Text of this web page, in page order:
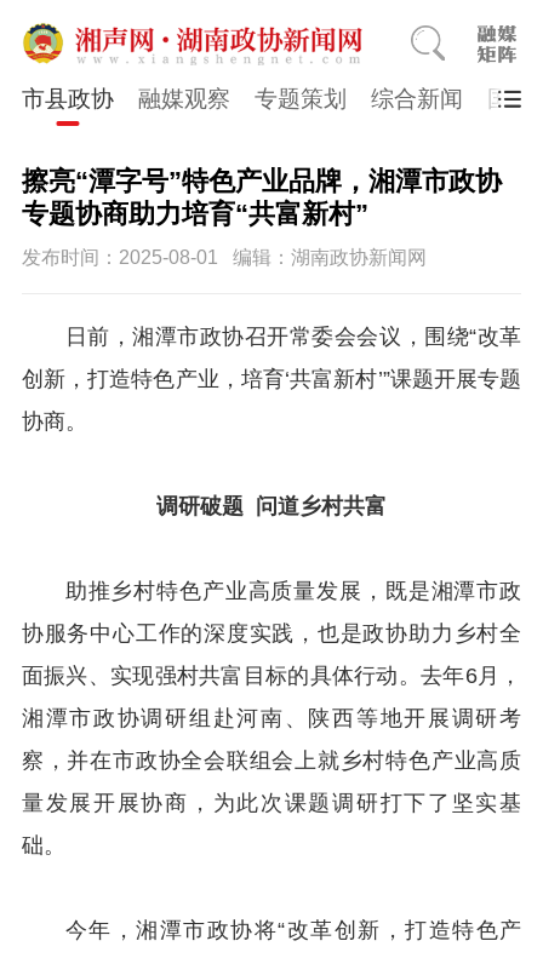
市县政协 融媒观察 专题策划 综合新闻 国医
擦亮“潭字号”特色产业品牌，湘潭市政协
专题协商助力培育“共富新村”
发布时间：2025-08-01 编辑：湖南政协新闻网
日前，湘潭市政协召开常委会会议，围绕“改革
创新，打造特色产业，培育‘共富新村’”课题开展专题
协商。
调研破题 问道乡村共富
助推乡村特色产业高质量发展，既是湘潭市政
协服务中心工作的深度实践，也是政协助力乡村全
面振兴、实现强村共富目标的具体行动。去年6月，
湘潭市政协调研组赴河南、陕西等地开展调研考
察，并在市政协全会联组会上就乡村特色产业高质
量发展开展协商，为此次课题调研打下了坚实基
础。
今年，湘潭市政协将“改革创新，打造特色产